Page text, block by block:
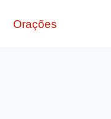
Orações